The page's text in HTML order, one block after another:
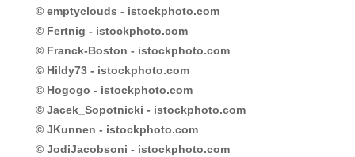
© emptyclouds - istockphoto.com
© Fertnig - istockphoto.com
© Franck-Boston - istockphoto.com
© Hildy73 - istockphoto.com
© Hogogo - istockphoto.com
© Jacek_Sopotnicki - istockphoto.com
© JKunnen - istockphoto.com
© JodiJacobsoni - istockphoto.com